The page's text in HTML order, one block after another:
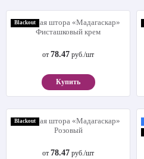
Blackout
Рулонная штора «Мадагаскар»
Фисташковый крем
от 78.47 руб./шт
Купить
Blackout
Рулонная штора «Мадагаскар»
Розовый
от 78.47 руб./шт